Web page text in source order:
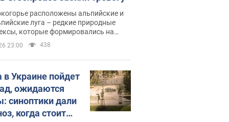
расположены альпийские и
луга – редкие природные
которые формировались на
сотен лет
23:00 438
Украине пойдет
ожидаются
синоптики дали
когда стоит